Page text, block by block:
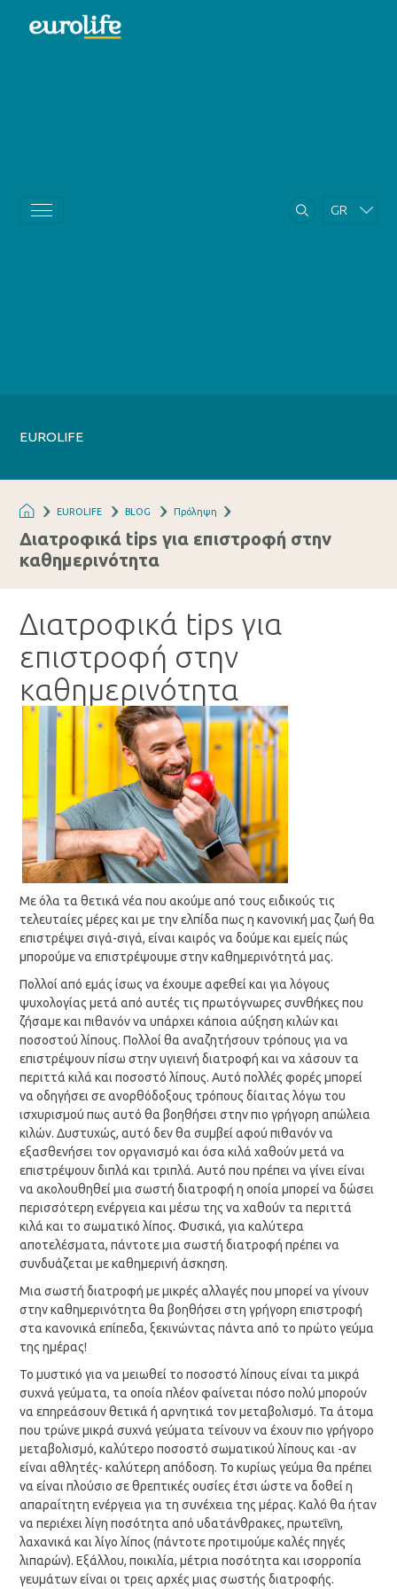
GR
EUROLIFE
EUROLIFE BLOG Πρόληψη
Διατροφικά tips για επιστροφή στην
καθημερινότητα
Διατροφικά tips για
επιστροφή στην
καθημερινότητα
Με όλα τα θετικά νέα που ακούμε από τους ειδικούς τις
τελευταίες μέρες και με την ελπίδα πως η κανονική μας ζωή θα
επιστρέψει σιγά-σιγά, είναι καιρός να δούμε και εμείς πώς
μπορούμε να επιστρέψουμε στην καθημερινότητά μας.
Πολλοί από εμάς ίσως να έχουμε αφεθεί και για λόγους
ψυχολογίας μετά από αυτές τις πρωτόγνωρες συνθήκες που
ζήσαμε και πιθανόν να υπάρχει κάποια αύξηση κιλών και
ποσοστού λίπους. Πολλοί θα αναζητήσουν τρόπους για να
επιστρέψουν πίσω στην υγιεινή διατροφή και να χάσουν τα
περιττά κιλά και ποσοστό λίπους. Αυτό πολλές φορές μπορεί
να οδηγήσει σε ανορθόδοξους τρόπους δίαιτας λόγω του
ισχυρισμού πως αυτό θα βοηθήσει στην πιο γρήγορη απώλεια
κιλών. Δυστυχώς, αυτό δεν θα συμβεί αφού πιθανόν να
εξασθενήσει τον οργανισμό και όσα κιλά χαθούν μετά να
επιστρέψουν διπλά και τριπλά. Αυτό που πρέπει να γίνει είναι
να ακολουθηθεί μια σωστή διατροφή η οποία μπορεί να δώσει
περισσότερη ενέργεια και μέσω της να χαθούν τα περιττά
κιλά και το σωματικό λίπος. Φυσικά, για καλύτερα
αποτελέσματα, πάντοτε μια σωστή διατροφή πρέπει να
συνδυάζεται με καθημερινή άσκηση.
Μια σωστή διατροφή με μικρές αλλαγές που μπορεί να γίνουν
στην καθημερινότητα θα βοηθήσει στη γρήγορη επιστροφή
στα κανονικά επίπεδα, ξεκινώντας πάντα από το πρώτο γεύμα
της ημέρας!
Το μυστικό για να μειωθεί το ποσοστό λίπους είναι τα μικρά
συχνά γεύματα, τα οποία πλέον φαίνεται πόσο πολύ μπορούν
να επηρεάσουν θετικά ή αρνητικά τον μεταβολισμό. Τα άτομα
που τρώνε μικρά συχνά γεύματα τείνουν να έχουν πιο γρήγορο
μεταβολισμό, καλύτερο ποσοστό σωματικού λίπους και -αν
είναι αθλητές- καλύτερη απόδοση. Το κυρίως γεύμα θα πρέπει
να είναι πλούσιο σε θρεπτικές ουσίες έτσι ώστε να δοθεί η
απαραίτητη ενέργεια για τη συνέχεια της μέρας. Καλό θα ήταν
να περιέχει λίγη ποσότητα από υδατάνθρακες, πρωτεΐνη,
λαχανικά και λίγο λίπος (πάντοτε προτιμούμε καλές πηγές
λιπαρών). Εξάλλου, ποικιλία, μέτρια ποσότητα και ισορροπία
γευμάτων είναι οι τρεις αρχές μιας σωστής διατροφής.